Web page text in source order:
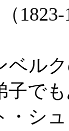
ル
子で
・シ